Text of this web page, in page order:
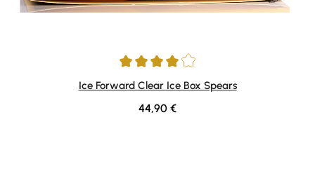
Durchschnittliche Bewertung von 4 von 5 Sternen
Ice Forward Clear Ice Box Spears
Regulärer Preis:
44,90 €